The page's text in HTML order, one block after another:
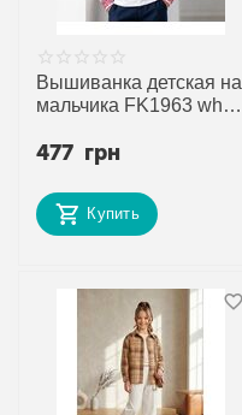
Вышиванка детская на
мальчика FK1963 white
недорого оптом от
477 грн
Купить